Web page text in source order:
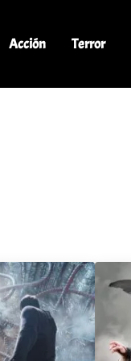
Acción Terror